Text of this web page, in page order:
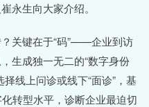
永生向大家介绍。
关键在于“码”——企业到访
生成独一无二的“数字身份
线上问诊或线下“面诊”，基
转型水平，诊断企业最迫切